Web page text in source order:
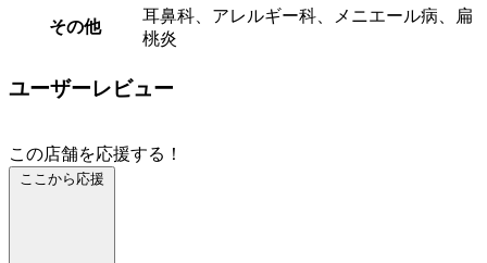
その他
耳鼻科、アレルギー科、メニエール病、扁
桃炎
ユーザーレビュー
この店舗を応援する！
ここから応援